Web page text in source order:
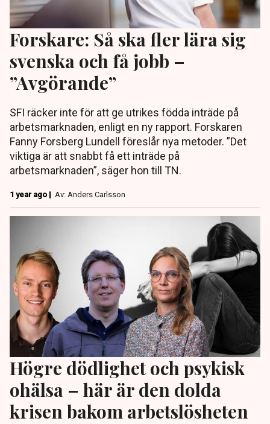
Forskare: Så ska fler lära sig
svenska och få jobb –
”Avgörande”
SFI räcker inte för att ge utrikes födda inträde på
arbetsmarknaden, enligt en ny rapport. Forskaren
Fanny Forsberg Lundell föreslår nya metoder. ”Det
viktiga är att snabbt få ett inträde på
arbetsmarknaden”, säger hon till TN.
1 year ago | Av: Anders Carlsson
Högre dödlighet och psykisk
ohälsa – här är den dolda
krisen bakom arbetslösheten